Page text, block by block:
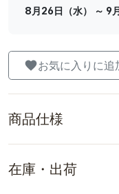
8月26日（水） ～ 9
お気に入りに追
商品仕様
在庫・出荷